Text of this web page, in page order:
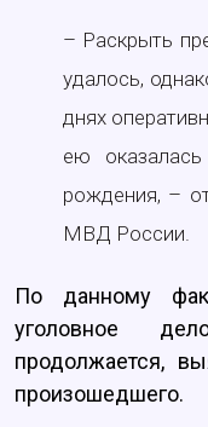
– Раскрыть
удалось,
днях
ею
рождения, –
МВД России.
По данному
уголовное
продолжается,
произошедшего.